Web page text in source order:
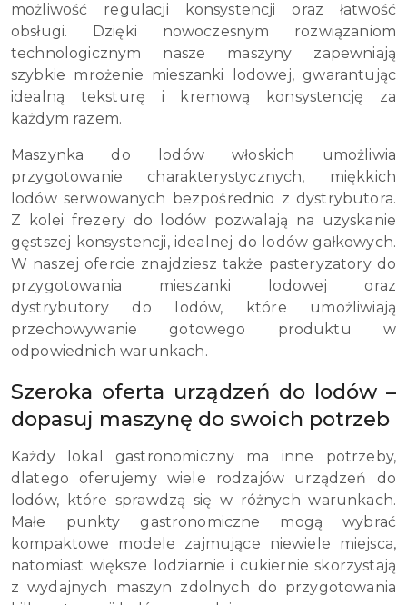
możliwość regulacji konsystencji oraz łatwość
obsługi. Dzięki nowoczesnym rozwiązaniom
technologicznym nasze maszyny zapewniają
szybkie mrożenie mieszanki lodowej, gwarantując
idealną teksturę i kremową konsystencję za
każdym razem.
Maszynka do lodów włoskich umożliwia
przygotowanie charakterystycznych, miękkich
lodów serwowanych bezpośrednio z dystrybutora.
Z kolei frezery do lodów pozwalają na uzyskanie
gęstszej konsystencji, idealnej do lodów gałkowych.
W naszej ofercie znajdziesz także pasteryzatory do
przygotowania mieszanki lodowej oraz
dystrybutory do lodów, które umożliwiają
przechowywanie gotowego produktu w
odpowiednich warunkach.
Szeroka oferta urządzeń do lodów –
dopasuj maszynę do swoich potrzeb
Każdy lokal gastronomiczny ma inne potrzeby,
dlatego oferujemy wiele rodzajów urządzeń do
lodów, które sprawdzą się w różnych warunkach.
Małe punkty gastronomiczne mogą wybrać
kompaktowe modele zajmujące niewiele miejsca,
natomiast większe lodziarnie i cukiernie skorzystają
z wydajnych maszyn zdolnych do przygotowania